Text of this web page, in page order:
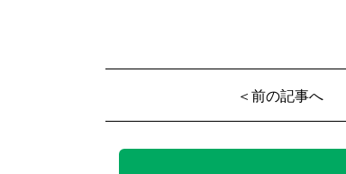
＜前の記事へ